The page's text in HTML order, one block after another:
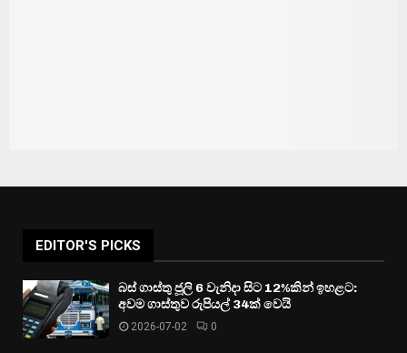
EDITOR'S PICKS
බස් ගාස්තු ජූලි 6 වැනිදා සිට 12%කින් ඉහළට:
අවම ගාස්තුව රුපියල් 34ක් වෙයි
2026-07-02 0